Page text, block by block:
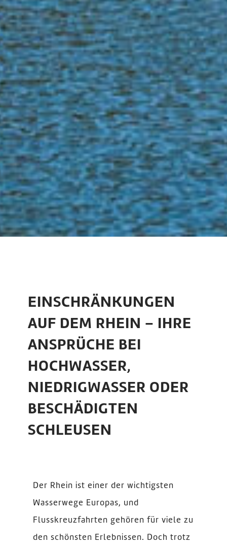
EINSCHRÄNKUNGEN
AUF DEM RHEIN – IHRE
ANSPRÜCHE BEI
HOCHWASSER,
NIEDRIGWASSER ODER
BESCHÄDIGTEN
SCHLEUSEN
Der Rhein ist einer der wichtigsten
Wasserwege Europas, und
Flusskreuzfahrten gehören für viele zu
den schönsten Erlebnissen. Doch trotz